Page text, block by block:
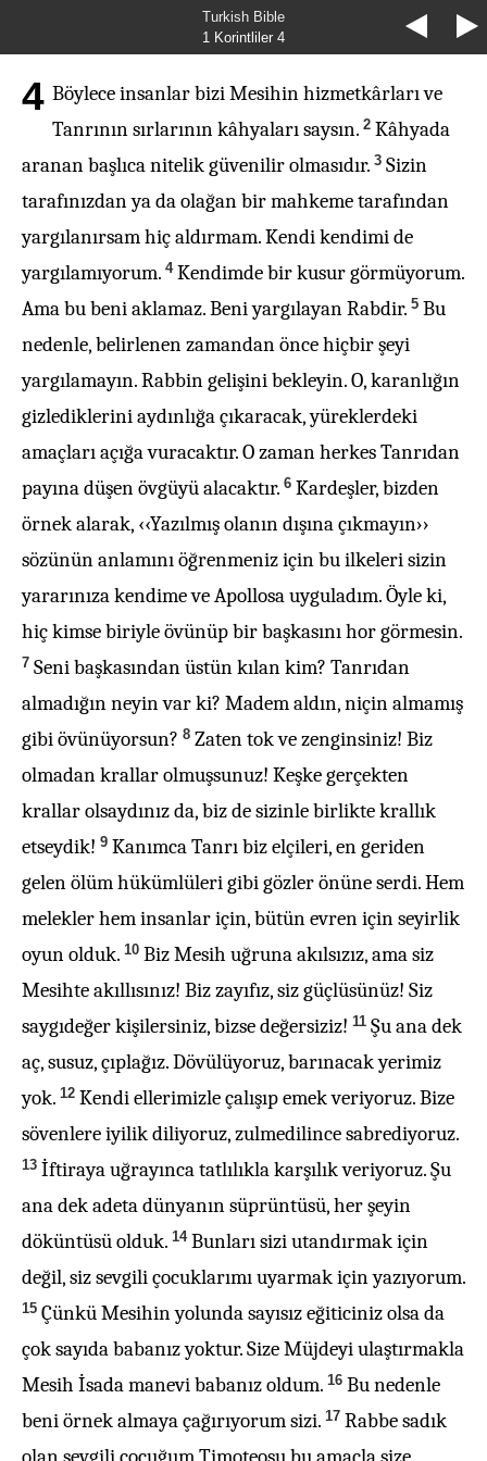
Turkish Bible
1 Korintliler 4
4 Böylece insanlar bizi Mesihin hizmetkârları ve
Tanrının sırlarının kâhyaları saysın. 2Kâhyada
aranan başlıca nitelik güvenilir olmasıdır. 3 Sizin
tarafınızdan ya da olağan bir mahkeme tarafından
yargılanırsam hiç aldırmam. Kendi kendimi de
yargılamıyorum. 4 Kendimde bir kusur görmüyorum.
Ama bu beni aklamaz. Beni yargılayan Rabdir. 5 Bu
nedenle, belirlenen zamandan önce hiçbir şeyi
yargılamayın. Rabbin gelişini bekleyin. O, karanlığın
gizlediklerini aydınlığa çıkaracak, yüreklerdeki
amaçları açığa vuracaktır. O zaman herkes Tanrıdan
payına düşen övgüyü alacaktır. 6 Kardeşler, bizden
örnek alarak, ‹‹Yazılmış olanın dışına çıkmayın››
sözünün anlamını öğrenmeniz için bu ilkeleri sizin
yararınıza kendime ve Apollosa uyguladım. Öyle ki,
hiç kimse biriyle övünüp bir başkasını hor görmesin.
7 Seni başkasından üstün kılan kim? Tanrıdan
almadığın neyin var ki? Madem aldın, niçin almamış
gibi övünüyorsun? 8 Zaten tok ve zenginsiniz! Biz
olmadan krallar olmuşsunuz! Keşke gerçekten
krallar olsaydınız da, biz de sizinle birlikte krallık
etseydik! 9 Kanımca Tanrı biz elçileri, en geriden
gelen ölüm hükümlüleri gibi gözler önüne serdi. Hem
melekler hem insanlar için, bütün evren için seyirlik
oyun olduk. 10 Biz Mesih uğruna akılsızız, ama siz
Mesihte akıllısınız! Biz zayıfız, siz güçlüsünüz! Siz
saygıdeğer kişilersiniz, bizse değersiziz! 11 Şu ana dek
aç, susuz, çıplağız. Dövülüyoruz, barınacak yerimiz
yok. 12 Kendi ellerimizle çalışıp emek veriyoruz. Bize
sövenlere iyilik diliyoruz, zulmedilince sabrediyoruz.
13 İftiraya uğrayınca tatlılıkla karşılık veriyoruz. Şu
ana dek adeta dünyanın süprüntüsü, her şeyin
döküntüsü olduk. 14 Bunları sizi utandırmak için
değil, siz sevgili çocuklarımı uyarmak için yazıyorum.
15 Çünkü Mesihin yolunda sayısız eğiticiniz olsa da
çok sayıda babanız yoktur. Size Müjdeyi ulaştırmakla
Mesih İsada manevi babanız oldum. 16 Bu nedenle
beni örnek almaya çağırıyorum sizi. 17 Rabbe sadık